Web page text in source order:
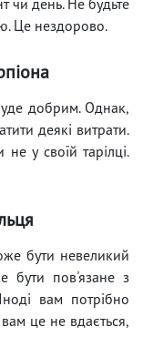
Це нездорово.
добрим. Однак,
деякі витрати.
у своїй тарілці.
бути невеликий
бути пов'язане з
вам потрібно
це не вдається,